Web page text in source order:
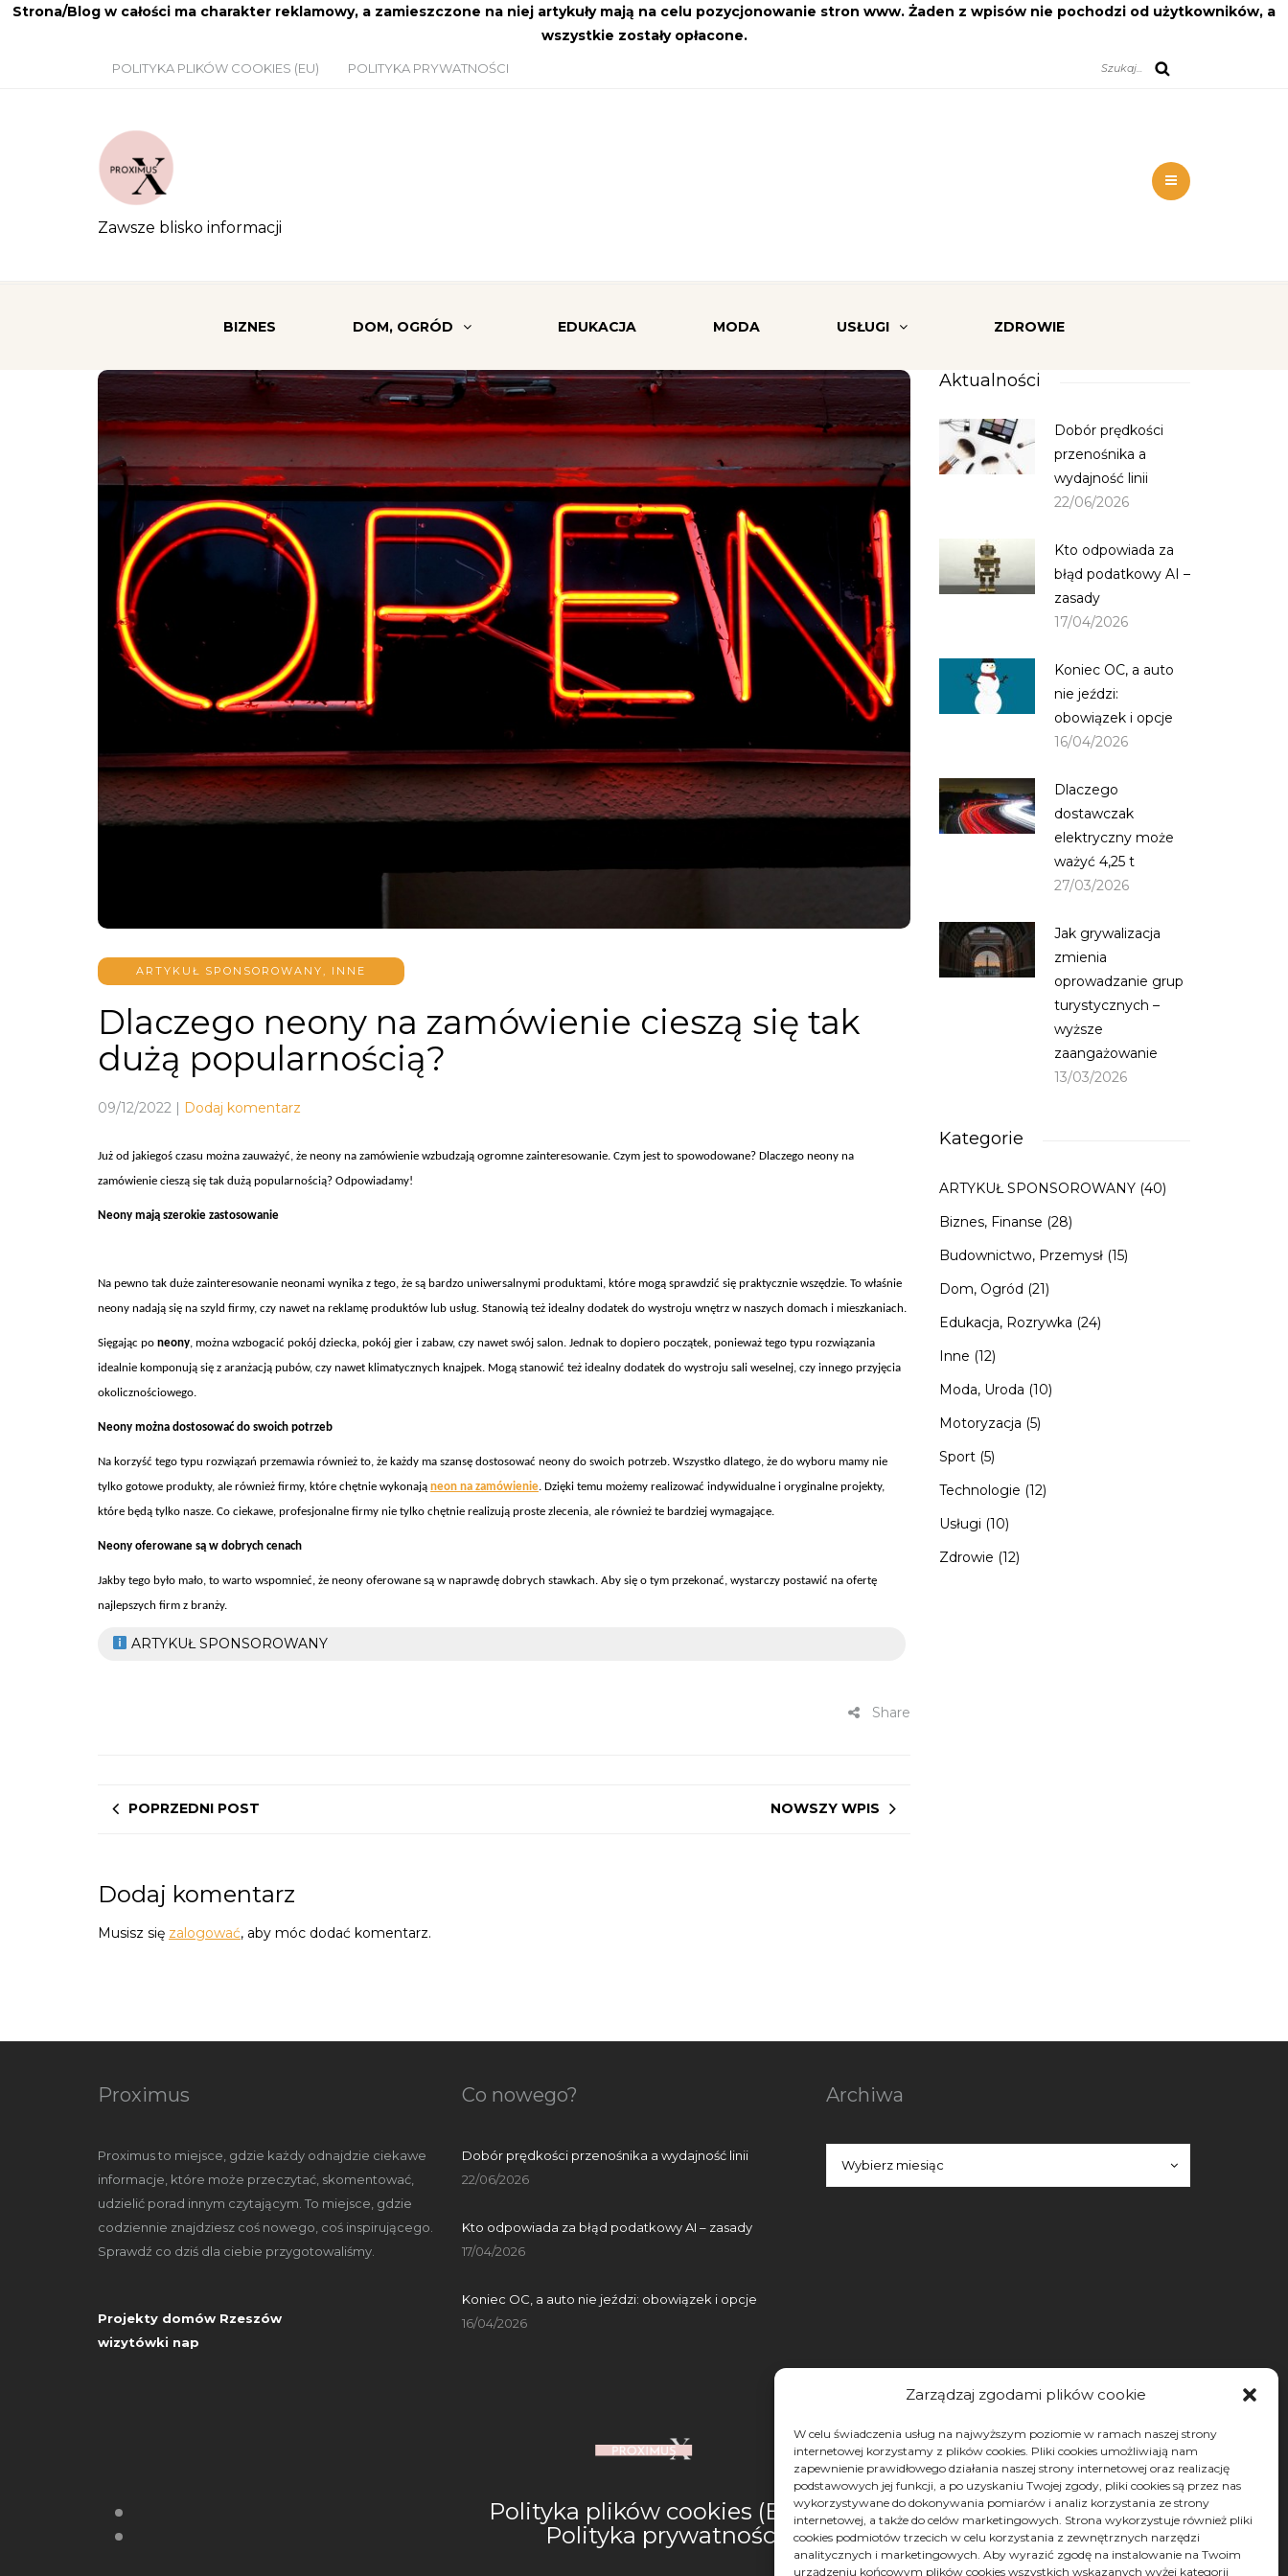
Zarządzaj zgodami plików cookie
W celu świadczenia usług na najwyższym poziomie w ramach naszej strony
internetowej korzystamy z plików cookies. Pliki cookies umożliwiają nam
zapewnienie prawidłowego działania naszej strony internetowej oraz realizację
podstawowych jej funkcji, a po uzyskaniu Twojej zgody, pliki cookies są przez nas
wykorzystywane do dokonywania pomiarów i analiz korzystania ze strony
internetowej, a także do celów marketingowych. Strona wykorzystuje również pliki
cookies podmiotów trzecich w celu korzystania z zewnętrznych narzędzi
analitycznych i marketingowych. Aby wyrazić zgodę na instalowanie na Twoim
urządzeniu końcowym plików cookies wszystkich wskazanych wyżej kategorii
Strona/Blog w całości ma charakter reklamowy, a zamieszczone na niej artykuły mają na celu pozycjonowanie stron www. Żaden z wpisów nie pochodzi od użytkowników, a
wszystkie zostały opłacone.
POLITYKA PLIKÓW COOKIES (EU) POLITYKA PRYWATNOŚCI
Zawsze blisko informacji
BIZNES DOM, OGRÓD EDUKACJA MODA USŁUGI ZDROWIE
ARTYKUŁ SPONSOROWANY INNE
Dlaczego neony na zamówienie cieszą się tak
dużą popularnością?
09/12/2022 | Dodaj komentarz
Już od jakiegoś czasu można zauważyć, że neony na zamówienie wzbudzają ogromne zainteresowanie. Czym jest to spowodowane? Dlaczego neony na
zamówienie cieszą się tak dużą popularnością? Odpowiadamy!
Neony mają szerokie zastosowanie
Na pewno tak duże zainteresowanie neonami wynika z tego, że są bardzo uniwersalnymi produktami, które mogą sprawdzić się praktycznie wszędzie. To właśnie
neony nadają się na szyld firmy, czy nawet na reklamę produktów lub usług. Stanowią też idealny dodatek do wystroju wnętrz w naszych domach i mieszkaniach.
Sięgając po neony, można wzbogacić pokój dziecka, pokój gier i zabaw, czy nawet swój salon. Jednak to dopiero początek, ponieważ tego typu rozwiązania
idealnie komponują się z aranżacją pubów, czy nawet klimatycznych knajpek. Mogą stanowić też idealny dodatek do wystroju sali weselnej, czy innego przyjęcia
okolicznościowego.
Neony można dostosować do swoich potrzeb
Na korzyść tego typu rozwiązań przemawia również to, że każdy ma szansę dostosować neony do swoich potrzeb. Wszystko dlatego, że do wyboru mamy nie
tylko gotowe produkty, ale również firmy, które chętnie wykonają neon na zamówienie. Dzięki temu możemy realizować indywidualne i oryginalne projekty,
które będą tylko nasze. Co ciekawe, profesjonalne firmy nie tylko chętnie realizują proste zlecenia, ale również te bardziej wymagające.
Neony oferowane są w dobrych cenach
Jakby tego było mało, to warto wspomnieć, że neony oferowane są w naprawdę dobrych stawkach. Aby się o tym przekonać, wystarczy postawić na ofertę
najlepszych firm z branży.
ARTYKUŁ SPONSOROWANY
Share
POPRZEDNI POST NOWSZY WPIS
Dodaj komentarz
Musisz się zalogować, aby móc dodać komentarz.
Aktualności
Dobór prędkości
przenośnika a
wydajność linii
22/06/2026
Kto odpowiada za
błąd podatkowy AI –
zasady
17/04/2026
Koniec OC, a auto
nie jeździ:
obowiązek i opcje
16/04/2026
Dlaczego
dostawczak
elektryczny może
ważyć 4,25 t
27/03/2026
Jak grywalizacja
zmienia
oprowadzanie grup
turystycznych –
wyższe
zaangażowanie
13/03/2026
Kategorie
ARTYKUŁ SPONSOROWANY(40)
Biznes, Finanse (28)
Budownictwo, Przemysł(15)
Dom, Ogród (21)
Edukacja, Rozrywka (24)
Inne (12)
Moda, Uroda (10)
Motoryzacja (5)
Sport(5)
Technologie (12)
Usługi (10)
Zdrowie (12)
Proximus
Proximus to miejsce, gdzie każdy odnajdzie ciekawe
informacje, które może przeczytać, skomentować,
udzielić porad innym czytającym. To miejsce, gdzie
codziennie znajdziesz coś nowego, coś inspirującego.
Sprawdź co dziś dla ciebie przygotowaliśmy.
Projekty domów Rzeszów
wizytówki nap
Co nowego?
Dobór prędkości przenośnika a wydajność linii
22/06/2026
Kto odpowiada za błąd podatkowy AI – zasady
17/04/2026
Koniec OC, a auto nie jeździ: obowiązek i opcje
16/04/2026
Archiwa
Wybierz miesiąc
Polityka plików cookies (EU)
Polityka prywatności